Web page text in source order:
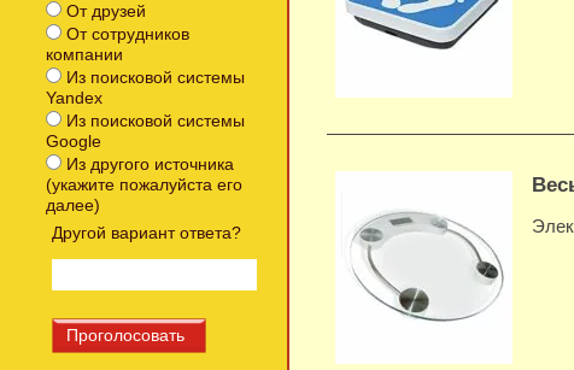
От друзей
От сотрудников
компании
Из поисковой системы
Yandex
Из поисковой системы
Google
Из другого источника
(укажите пожалуйста его
далее)
Другой вариант ответа?